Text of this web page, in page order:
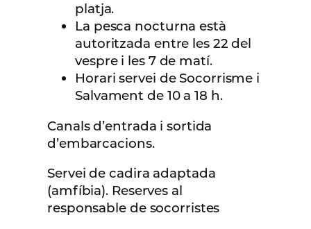
platja.
La pesca nocturna està
autoritzada entre les 22 del
vespre i les 7 de matí.
Horari servei de Socorrisme i
Salvament de 10 a 18 h.
Canals d’entrada i sortida
d’embarcacions.
Servei de cadira adaptada
(amfíbia). Reserves al
responsable de socorristes